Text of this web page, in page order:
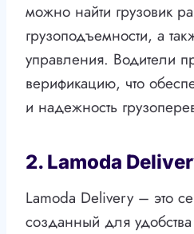
можно найти грузовик
грузоподъемности, а
управления. Водители
верификацию, что
и надежность
2. Lamoda
Lamoda Delivery – это
созданный для удобства